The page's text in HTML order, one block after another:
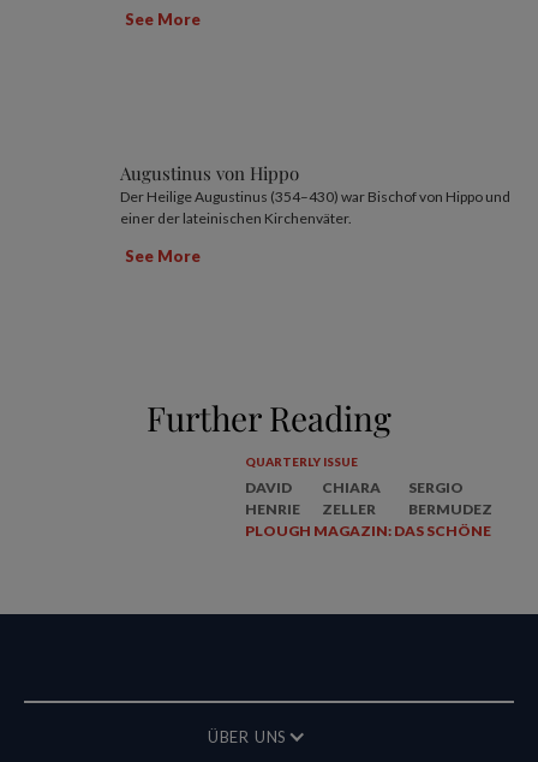
See More
Augustinus von Hippo
Der Heilige Augustinus (354–430) war Bischof von Hippo und
einer der lateinischen Kirchenväter.
See More
Further Reading
QUARTERLY ISSUE
DAVID
HENRIE
CHIARA
ZELLER
SERGIO
BERMUDEZ
PLOUGH MAGAZIN: DAS SCHÖNE
ÜBER UNS